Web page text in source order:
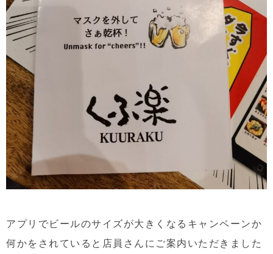
アプリでビールのサイズが大きくなるキャンペーンか
何かをされていると店員さんにご案内いただきました